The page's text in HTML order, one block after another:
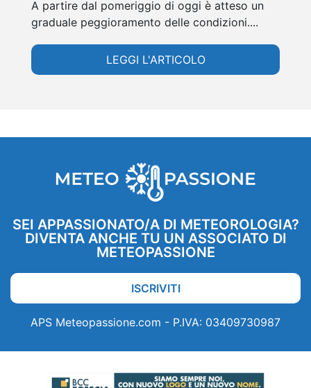
A partire dal pomeriggio di oggi è atteso un
graduale peggioramento delle condizioni....
LEGGI L'ARTICOLO
SEI APPASSIONATO/A DI METEOROLOGIA?
DIVENTA ANCHE TU UN ASSOCIATO DI
METEOPASSIONE
ISCRIVITI
APS Meteopassione.com - P.IVA: 03409730987